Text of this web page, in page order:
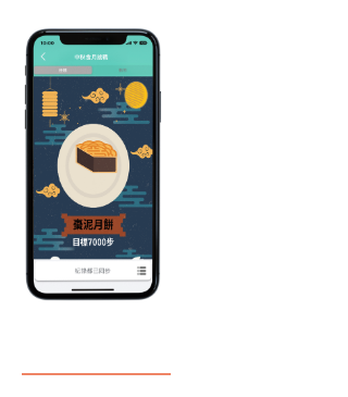
多樣玩法，完成連線
挑戰，點亮萬聖派對
霓虹燈吧！